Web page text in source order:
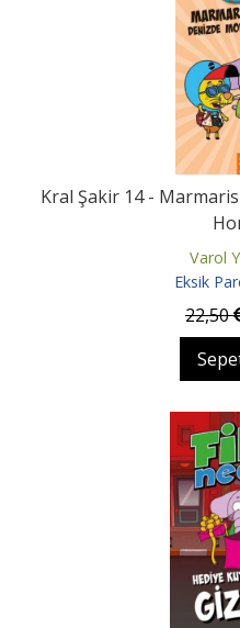
Kral Şakir 14 -
Varol
Eksik
22,50